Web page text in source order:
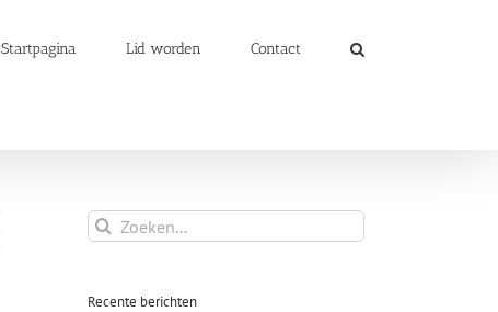
Startpagina Lid worden Contact
Zoeken
naar:
Recente berichten